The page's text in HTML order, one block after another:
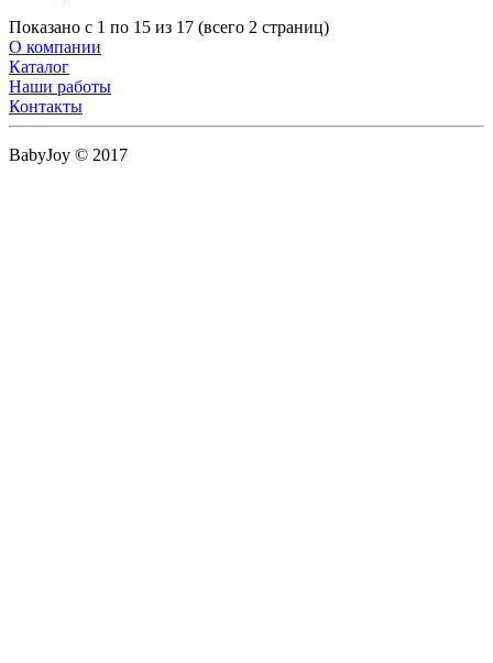
Показано с 1 по 15 из 17 (всего 2 страниц)
О компании
Каталог
Наши работы
Контакты
BabyJoy © 2017